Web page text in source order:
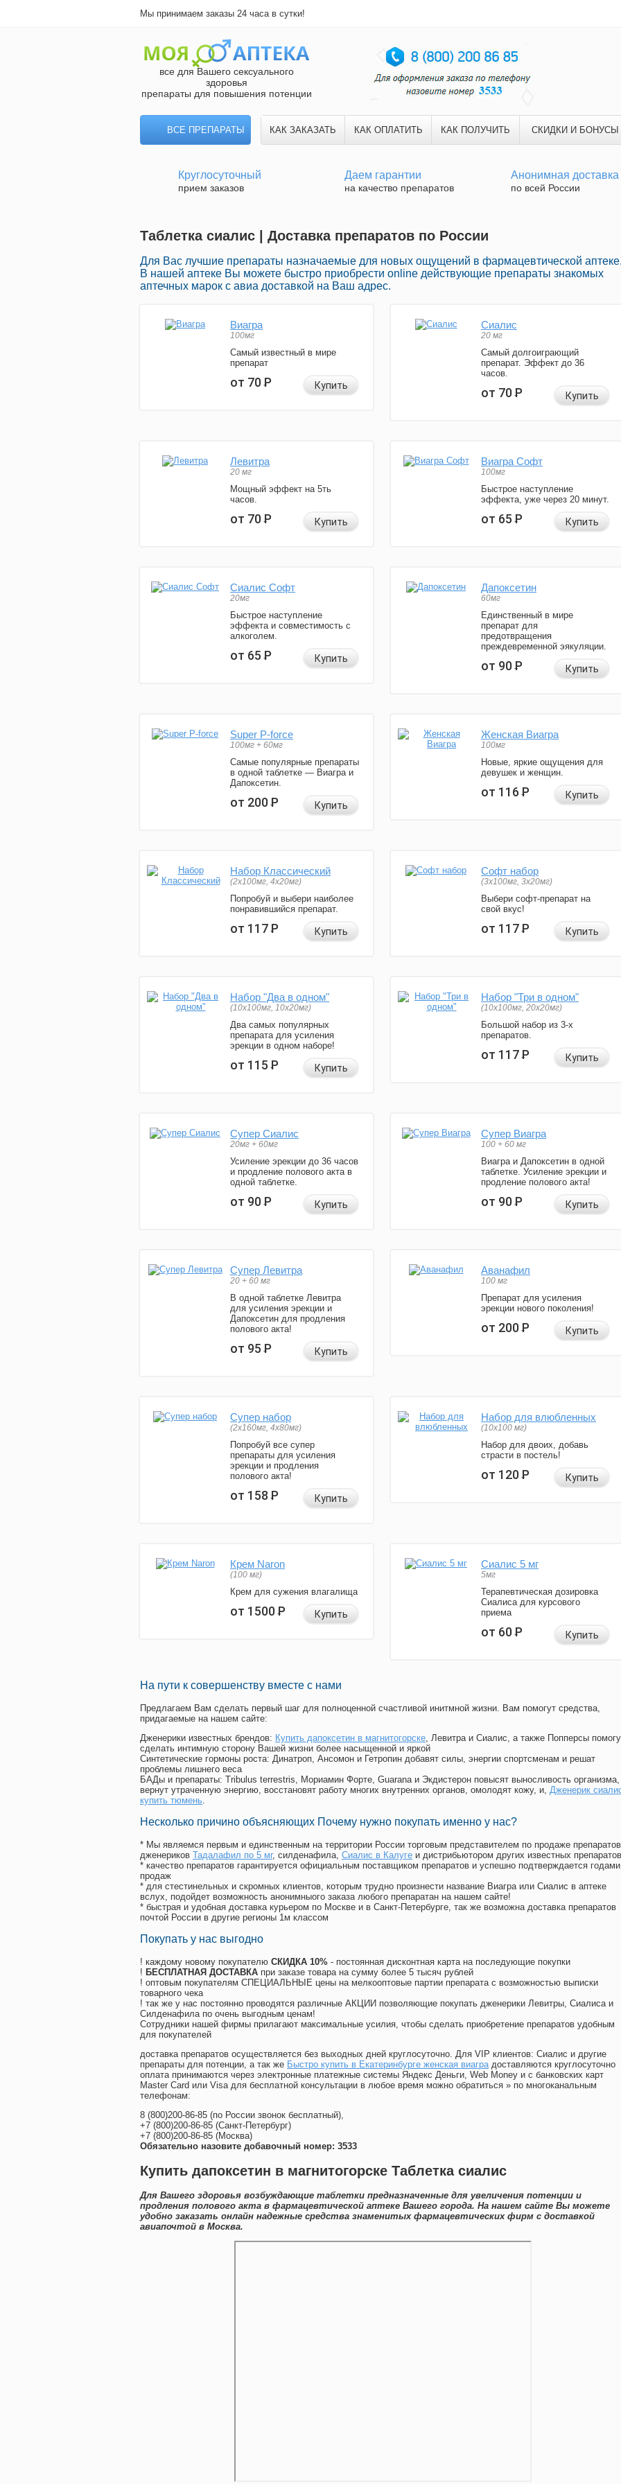
Мы принимаем заказы 24 часа в сутки!
все для Вашего сексуального
здоровья
препараты для повышения потенции
ВСЕ ПРЕПАРАТЫ КАК ЗАКАЗАТЬ КАК ОПЛАТИТЬ КАК ПОЛУЧИТЬ СКИДКИ И БОНУСЫ
Круглосуточный
прием заказов
Даем гарантии
на качество препаратов
Анонимная доставка
по всей России
Таблетка сиалис | Доставка препаратов по России
Для Вас лучшие препараты назначаемые для новых ощущений в фармацевтической аптеке.
В нашей аптеке Вы можете быстро приобрести online действующие препараты знакомых
аптечных марок с авиа доставкой на Ваш адрес.
Виагра
100мг
Самый известный в мире
препарат
от 70Р Купить
Сиалис
20 мг
Самый долгоиграющий
препарат. Эффект до 36
часов.
от 70Р Купить
Левитра
20 мг
Мощный эффект на 5ть
часов.
от 70Р Купить
Виагра Софт
100мг
Быстрое наступление
эффекта, уже через 20 минут.
от 65Р Купить
Сиалис Софт
20мг
Быстрое наступление
эффекта и совместимость с
алкоголем.
от 65Р Купить
Дапоксетин
60мг
Единственный в мире
препарат для
предотвращения
преждевременной эякуляции.
от 90Р Купить
Super P-force
100мг + 60мг
Самые популярные препараты
в одной таблетке — Виагра и
Дапоксетин.
от 200Р Купить
Женская Виагра
100мг
Новые, яркие ощущения для
девушек и женщин.
от 116Р Купить
Набор Классический
(2x100мг, 4x20мг)
Попробуй и выбери наиболее
понравившийся препарат.
от 117Р Купить
Софт набор
(3x100мг, 3x20мг)
Выбери софт-препарат на
свой вкус!
от 117Р Купить
Набор "Два в одном"
(10x100мг, 10x20мг)
Два самых популярных
препарата для усиления
эрекции в одном наборе!
от 115Р Купить
Набор "Три в одном"
(10x100мг, 20x20мг)
Большой набор из 3-х
препаратов.
от 117Р Купить
Супер Сиалис
20мг + 60мг
Усиление эрекции до 36 часов
и продление полового акта в
одной таблетке.
от 90Р Купить
Супер Виагра
100 + 60 мг
Виагра и Дапоксетин в одной
таблетке. Усиление эрекции и
продление полового акта!
от 90Р Купить
Супер Левитра
20 + 60 мг
В одной таблетке Левитра
для усиления эрекции и
Дапоксетин для продления
полового акта!
от 95Р Купить
Аванафил
100 мг
Препарат для усиления
эрекции нового поколения!
от 200Р Купить
Супер набор
(2х160мг, 4х80мг)
Попробуй все супер
препараты для усиления
эрекции и продления
полового акта!
от 158Р Купить
Набор для влюбленных
(10х100 мг)
Набор для двоих, добавь
страсти в постель!
от 120Р Купить
Крем Naron
(100 мг)
Крем для сужения влагалища
от 1500Р Купить
Сиалис 5 мг
5мг
Терапевтическая дозировка
Сиалиса для курсового
приема
от 60Р Купить
На пути к совершенству вместе с нами
Предлагаем Вам сделать первый шаг для полноценной счастливой инитмной жизни. Вам помогут средства,
придагаемые на нашем сайте:
Дженерики известных брендов: Купить дапоксетин в магнитогорске, Левитра и Сиалис, а также Попперсы
сделать интимную сторону Вашей жизни более насыщенной и яркой
Синтетические гормоны роста: Динатроп, Ансомон и Гетропин добавят силы, энергии спортсменам и решат
проблемы лишнего веса
БАДы и препараты: Tribulus terrestris, Мориамин Форте, Guarana и Экдистерон повысят выносливость организма,
вернут утраченную энергию, восстановят работу многих внутренних органов, омолодят кожу, и, Дженерик
купить тюмень.
Несколько причино объясняющих Почему нужно покупать именно у нас?
* Мы являемся первым и единственным на территории России торговым представителем по продаже препаратов
дженериков Тадалафил по 5 мг, силденафила, Сиалис в Калуге и дистрибьютором других известных препаратов
* качество препаратов гарантируется официальным поставщиком препаратов и успешно подтверждается годами
продаж
* для стестинельных и скромных клиентов, которым трудно произнести название Виагра или Сиалис в аптеке
вслух, подойдет возможность анонимныого заказа любого препаратан на нашем сайте!
* быстрая и удобная доставка курьером по Москве и в Санкт-Петербурге, так же возможна доставка препаратов
почтой России в другие регионы 1м классом
Покупать у нас выгодно
! каждому новому покупателю СКИДКА 10% - постоянная дисконтная карта на последующие покупки
! БЕСПЛАТНАЯ ДОСТАВКА при заказе товара на сумму более 5 тысяч рублей
! оптовым покупателям СПЕЦИАЛЬНЫЕ цены на мелкооптовые партии препарата с возможностью выписки
товарного чека
! так же у нас постоянно проводятся различные АКЦИИ позволяющие покупать дженерики Левитры, Сиалиса и
Силденафила по очень выгодным ценам!
Cотрудники нашей фирмы прилагают максимальные усилия, чтобы сделать приобретение препаратов удобным
для покупателей
доставка препаратов осуществляется без выходных дней круглосуточно. Для VIP клиентов: Сиалис и другие
препараты для потенции, а так же Быстро купить в Екатеринбурге женская виаградоставляются круглосуточно
оплата принимаются через электронные платежные системы Яндекс Деньги, Web Money и с банковских карт
Master Card или Visa для бесплатной консультации в любое время можно обратиться » по многоканальным
телефонам:
8 (800)200-86-85 (по России звонок бесплатный),
+7 (800)200-86-85 (Санкт-Петербург)
+7 (800)200-86-85 (Москва)
Обязательно назовите добавочный номер: 3533
Купить дапоксетин в магнитогорске Таблетка сиалис
Для Вашего здоровья возбуждающие таблетки предназначенные для увеличения потенции и
продления полового акта в фармацевтической аптеке Вашего города. На нашем сайте Вы можете
удобно заказать онлайн надежные средства знаменитых фармацевтических фирм с доставкой
авиапочтой в Москва.